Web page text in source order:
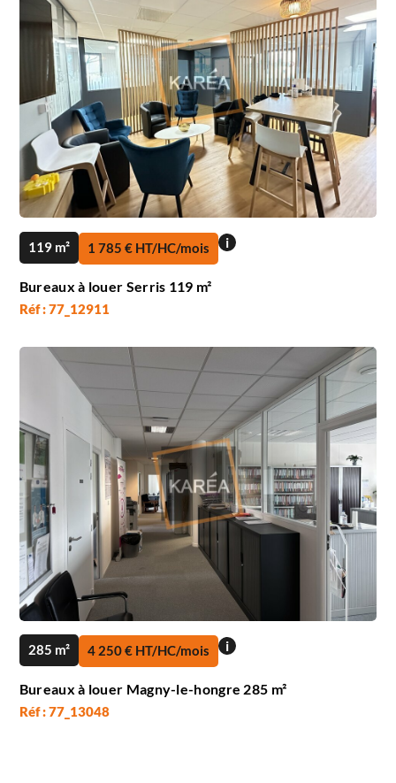
119 m² 1 785 € HT/HC/mois i
Bureaux à louer Serris 119 m²
Réf : 77_12911
285 m² 4 250 € HT/HC/mois i
Bureaux à louer Magny-le-hongre 285 m²
Réf : 77_13048